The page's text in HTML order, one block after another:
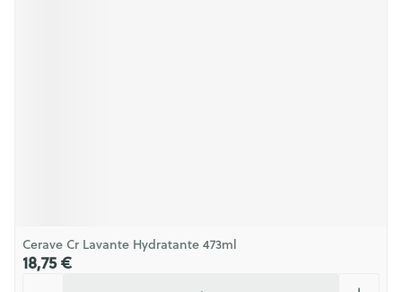
Cerave Cr Lavante Hydratante 473ml
18,75 €